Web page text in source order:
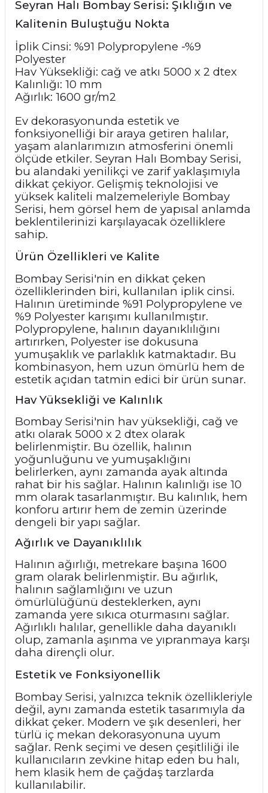
Seyran Halı Bombay Serisi: Şıklığın ve
Kalitenin Buluştuğu Nokta
İplik Cinsi: %91 Polypropylene -%9
Polyester
Hav Yüksekliği: cağ ve atkı 5000 x 2 dtex
Kalınlığı: 10 mm
Ağırlık: 1600 gr/m2
Ev dekorasyonunda estetik ve
fonksiyonelliği bir araya getiren halılar,
yaşam alanlarımızın atmosferini önemli
ölçüde etkiler. Seyran Halı Bombay Serisi,
bu alandaki yenilikçi ve zarif yaklaşımıyla
dikkat çekiyor. Gelişmiş teknolojisi ve
yüksek kaliteli malzemeleriyle Bombay
Serisi, hem görsel hem de yapısal anlamda
beklentilerinizi karşılayacak özelliklere
sahip.
Ürün Özellikleri ve Kalite
Bombay Serisi'nin en dikkat çeken
özelliklerinden biri, kullanılan iplik cinsi.
Halının üretiminde %91 Polypropylene ve
%9 Polyester karışımı kullanılmıştır.
Polypropylene, halının dayanıklılığını
artırırken, Polyester ise dokusuna
yumuşaklık ve parlaklık katmaktadır. Bu
kombinasyon, hem uzun ömürlü hem de
estetik açıdan tatmin edici bir ürün sunar.
Hav Yüksekliği ve Kalınlık
Bombay Serisi'nin hav yüksekliği, cağ ve
atkı olarak 5000 x 2 dtex olarak
belirlenmiştir. Bu özellik, halının
yoğunluğunu ve yumuşaklığını
belirlerken, aynı zamanda ayak altında
rahat bir his sağlar. Halının kalınlığı ise 10
mm olarak tasarlanmıştır. Bu kalınlık, hem
konforu artırır hem de zemin üzerinde
dengeli bir yapı sağlar.
Ağırlık ve Dayanıklılık
Halının ağırlığı, metrekare başına 1600
gram olarak belirlenmiştir. Bu ağırlık,
halının sağlamlığını ve uzun
ömürlülüğünü desteklerken, aynı
zamanda yere sıkıca oturmasını sağlar.
Ağırlıklı halılar, genellikle daha dayanıklı
olup, zamanla aşınma ve yıpranmaya karşı
daha dirençli olur.
Estetik ve Fonksiyonellik
Bombay Serisi, yalnızca teknik özellikleriyle
değil, aynı zamanda estetik tasarımıyla da
dikkat çeker. Modern ve şık desenleri, her
türlü iç mekan dekorasyonuna uyum
sağlar. Renk seçimi ve desen çeşitliliği ile
kullanıcıların zevkine hitap eden bu halı,
hem klasik hem de çağdaş tarzlarda
kullanılabilir.